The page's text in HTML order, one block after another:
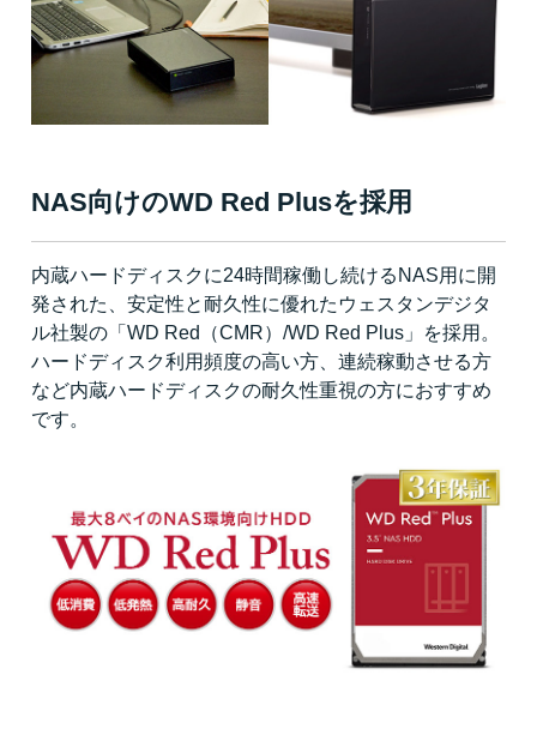
NAS向けのWD Red Plusを採用
内蔵ハードディスクに24時間稼働し続けるNAS用に開
発された、安定性と耐久性に優れたウェスタンデジタ
ル社製の「WD Red（CMR）/WD Red Plus」を採用。
ハードディスク利用頻度の高い方、連続稼動させる方
など内蔵ハードディスクの耐久性重視の方におすすめ
です。